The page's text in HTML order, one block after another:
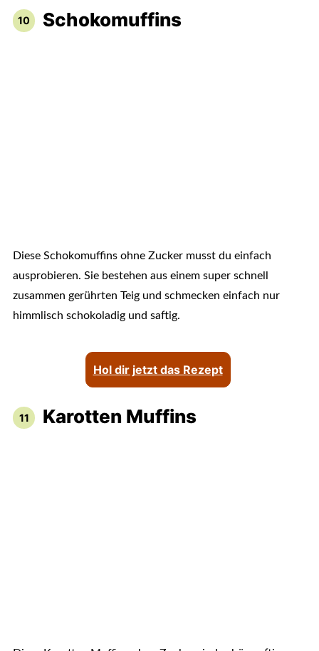
Schokomuffins
Diese Schokomuffins ohne Zucker musst du einfach
ausprobieren. Sie bestehen aus einem super schnell
zusammen gerührten Teig und schmecken einfach nur
himmlisch schokoladig und saftig.
Hol dir jetzt das Rezept
Karotten Muffins